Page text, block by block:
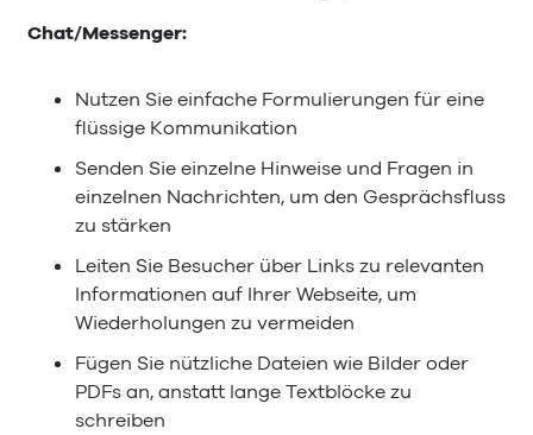
Chat/Messenger:
Nutzen Sie einfache Formulierungen für eine
flüssige Kommunikation
Senden Sie einzelne Hinweise und Fragen in
einzelnen Nachrichten, um den Gesprächsfluss
zu stärken
Leiten Sie Besucher über Links zu relevanten
Informationen auf Ihrer Webseite, um
Wiederholungen zu vermeiden
Fügen Sie nützliche Dateien wie Bilder oder
PDFs an, anstatt lange Textblöcke zu
schreiben